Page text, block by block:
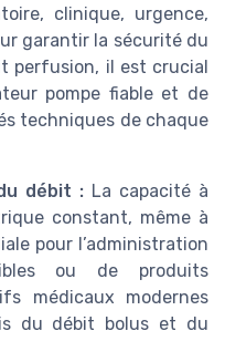
clinique, urgence,
garantir la sécurité du
perfusion, il est crucial
pompe fiable et de
techniques de chaque
débit : La capacité à
constant, même à
pour l’administration
ou de produits
médicaux modernes
du débit bolus et du